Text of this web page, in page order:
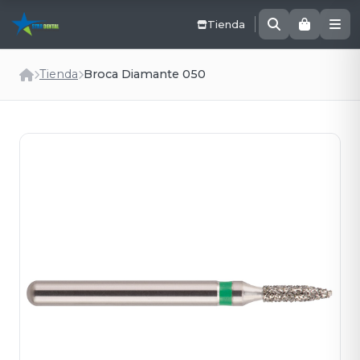
Tienda
Tienda Broca Diamante 050